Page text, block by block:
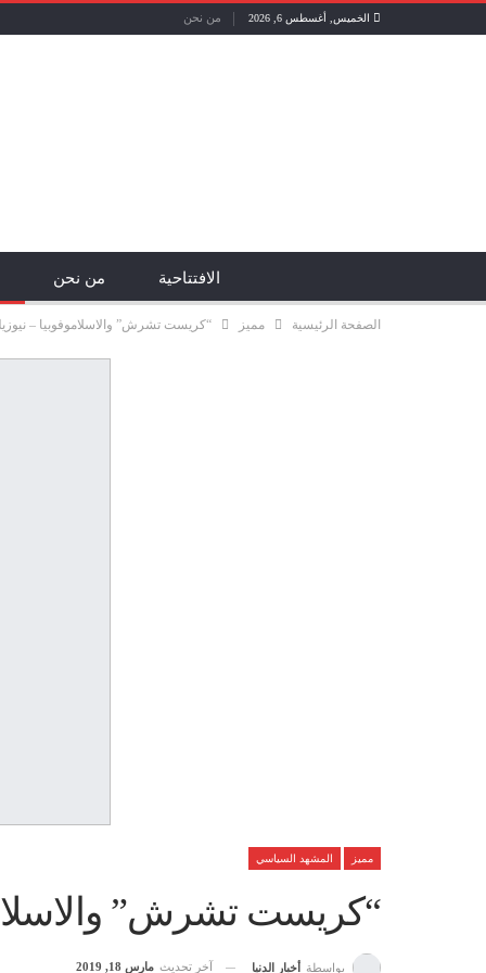
الخميس, أغسطس 6, 2026 من نحن
الافتتاحية من نحن
الصفحة الرئيسية مميز “كريست تشرش” والاسلاموفوبيا –
مميز المشهد السياسي
“كريست تشرش”
بواسطة أخبار الدنيا آخر تحديث مارس 18, 2019